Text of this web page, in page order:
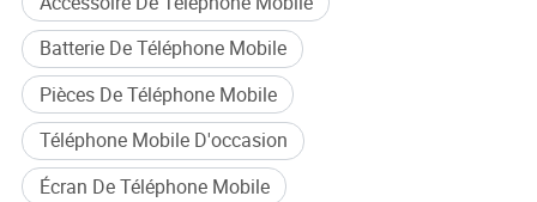
R: Nous attendons avec impatience votre prochaine, et la
Chine est un pays étonnant, de la nourriture, de grandes
filles, une vue magnifique vous attendent!
Q8 : Comment expédiez-vous mes marchandises ?
Généralement, nous envoyons des marchandises par
express comme DHL, UPS, FedEx, TNT et EMS parce que
Batterie De Téléphone Mobile
Pièces De Téléphone Mobile
Téléphone Mobile D'occasion
Écran De Téléphone Mobile